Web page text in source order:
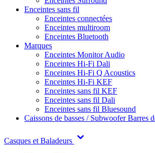
Enceintes sans fil
Enceintes connectées
Enceintes multiroom
Enceintes Bluetooth
Marques
Enceintes Monitor Audio
Enceintes Hi-Fi Dali
Enceintes Hi-Fi Q Acoustics
Enceintes Hi-Fi KEF
Enceintes sans fil KEF
Enceintes sans fil Dali
Enceintes sans fil Bluesound
Caissons de basses / SubwooferBarres
Casques et Baladeurs